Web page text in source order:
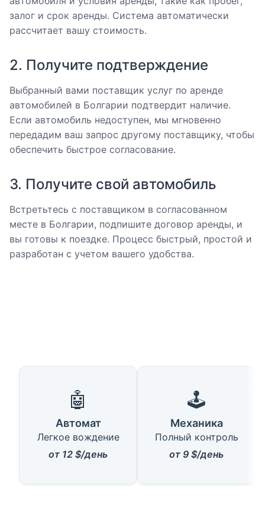
залог и срок аренды. Система автоматически
рассчитает вашу стоимость.
2. Получите подтверждение
Выбранный вами поставщик услуг по аренде
автомобилей в Болгарии подтвердит наличие.
Если автомобиль недоступен, мы мгновенно
передадим ваш запрос другому поставщику, чтобы
обеспечить быстрое согласование.
3. Получите свой автомобиль
Встретьтесь с поставщиком в согласованном
месте в Болгарии, подпишите договор аренды, и
вы готовы к поездке. Процесс быстрый, простой и
разработан с учетом вашего удобства.
🤖
Автомат
Легкое вождение
от 12 $/день
🕹️
Механика
Полный контроль
от 9 $/день